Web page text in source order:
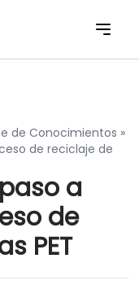
de Conocimientos »
de reciclaje de
a
de
PET